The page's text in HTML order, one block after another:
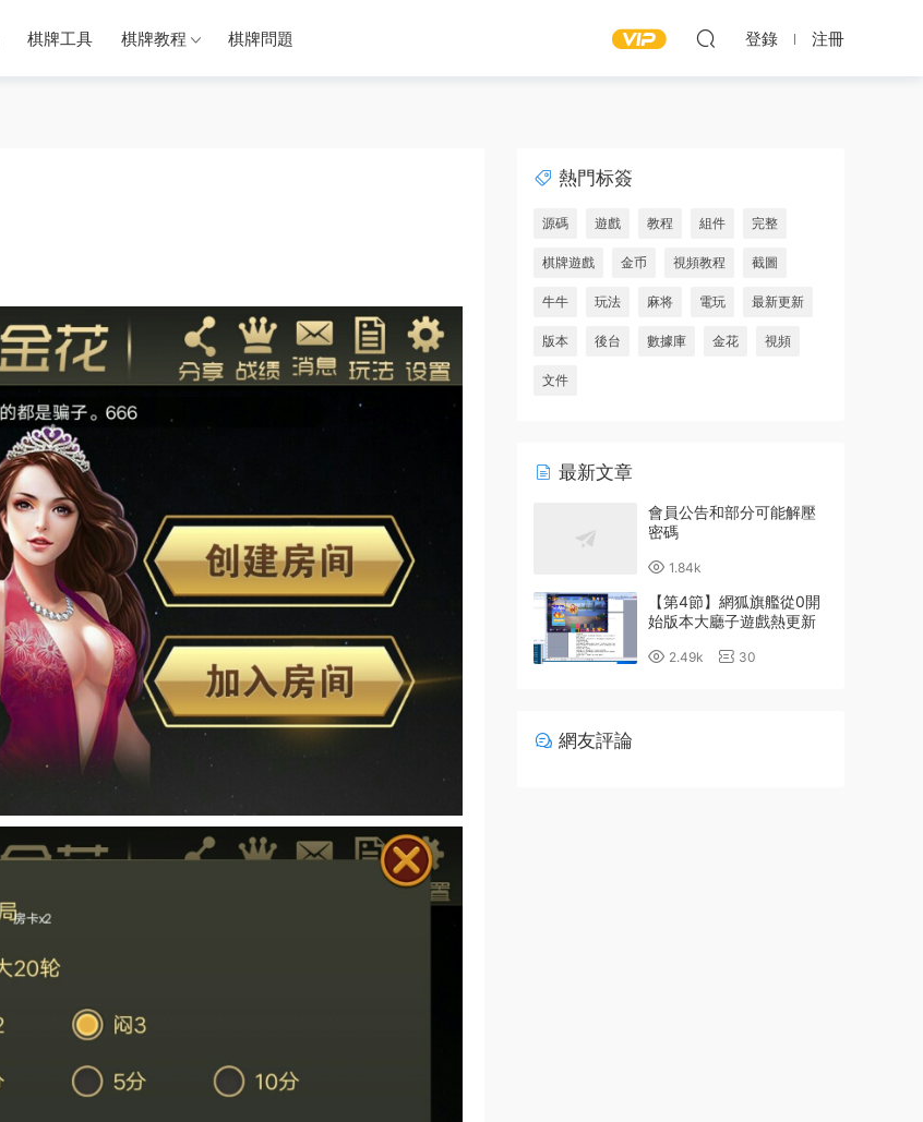
棋牌工具 棋牌教程 棋牌問題 登錄 注冊
熱門标簽
源碼 遊戲 教程 組件 完整
棋牌遊戲 金币 視頻教程 截圖
牛牛 玩法 麻将 電玩 最新更新
版本 後台 數據庫 金花 視頻
文件
最新文章
會員公告和部分可能解壓
密碼
1.84k
【第4節】網狐旗艦從0開
始版本大廳子遊戲熱更新
2.49k 30
網友評論